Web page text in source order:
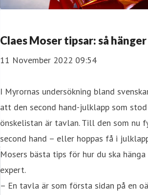
Claes Moser tipsar: så
11 November 2022 09:54
I Myrornas undersökning bland
att den second hand-julklapp som
önskelistan är tavlan. Till den som nu
second hand – eller hoppas få i
Mosers bästa tips för hur du ska
expert.
– En tavla är som första sidan på en